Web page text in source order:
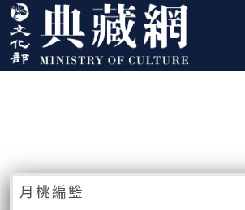
跳到主要內容
:::
月桃編籃